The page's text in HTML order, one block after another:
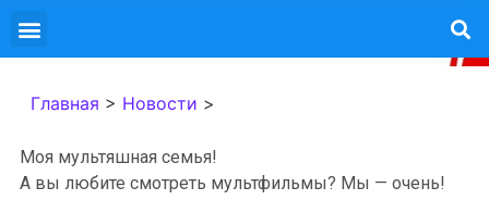
Главная > Новости >
Моя мультяшная семья!
А вы любите смотреть мультфильмы? Мы — очень!